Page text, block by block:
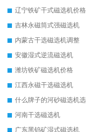
辽宁铁矿干式磁选机价格
吉林永磁筒式强磁选机
内蒙古干选磁选机调整
安徽湿式逆流磁选机
潍坊铁矿磁选机价格
江西永磁干选磁选机
河南干选磁选机
广东黑钨矿湿式磁选机